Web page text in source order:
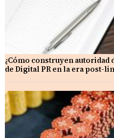
¿Cómo construyen
de Digital PR en la era post-